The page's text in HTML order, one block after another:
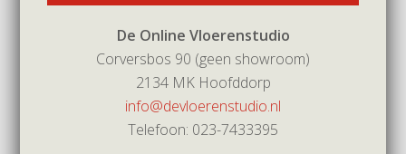
De Online Vloerenstudio
Corversbos 90 (geen showroom)
2134 MK Hoofddorp
info@devloerenstudio.nl
Telefoon: 023-7433395